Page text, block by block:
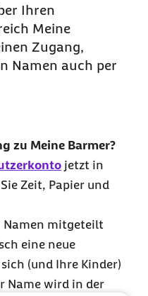
Ihren
Meine
Zugang,
Namen auch per
zu Meine Barmer?
jetzt in
Zeit, Papier und
Namen mitgeteilt
eine neue
(und Ihre Kinder)
Name wird in der